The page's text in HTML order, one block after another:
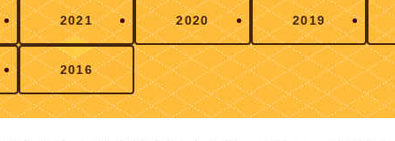
2021 2020 2019
2016